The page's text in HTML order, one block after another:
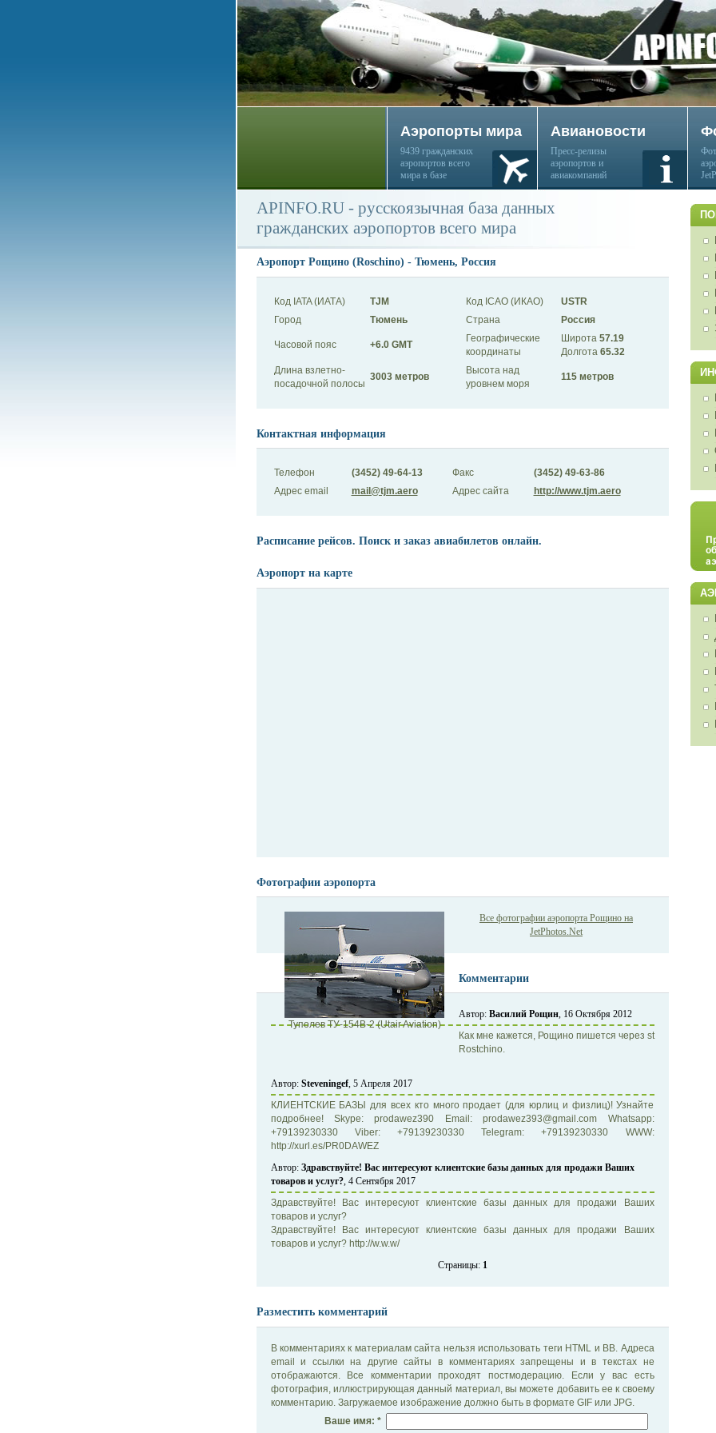
Аэропорты мира
9439 гражданских
аэропортов всего
мира в базе
Авиановости
Пресс-релизы
аэропортов и
авиакомпаний
APINFO.RU - русскоязычная база данных
гражданских аэропортов всего мира
Аэропорт Рощино (Roschino) - Тюмень, Россия
Код IATA (ИАТА) TJM Код ICAO (ИКАО)
USTR
Город
Тюмень Страна Россия
Часовой пояс +6.0 GMT
Географические
координаты
Широта 57.19
Долгота 65.32
Длина взлетно-
посадочной полосы
3003 метров
Высота над
уровнем моря
115 метров
Контактная информация
Телефон (3452) 49-64-13 Факс
(3452) 49-63-86
Адрес email
mail@tjm.aero Адрес сайта http://www.tjm.aero
Расписание рейсов. Поиск и заказ авиабилетов онлайн.
Аэропорт на карте
Фотографии аэропорта
Туполев ТУ-154B-2 (Utair Aviation)
Все фотографии аэропорта Рощино на
JetPhotos.Net
Комментарии
Автор: Василий Рощин, 16 Октября 2012
Как мне кажется, Рощино пишется через st
Rostchino.
Автор: Steveningef, 5 Апреля 2017
КЛИЕНТСКИЕ БАЗЫ для всех кто много продает (для юрлиц и физлиц)! Узнайте
подробнее! Skype: prodawez390 Email: prodawez393@gmail.com Whatsapp:
+79139230330 Viber: +79139230330 Telegram: +79139230330 WWW:
http://xurl.es/PR0DAWEZ
Автор: Здравствуйте! Вас интересуют клиентские базы данных для продажи Ваших
товаров и услуг?, 4 Сентября 2017
Здравствуйте! Вас интересуют клиентские базы данных для продажи Ваших
товаров и услуг?
Здравствуйте! Вас интересуют клиентские базы данных для продажи Ваших
товаров и услуг? http://w.w.w/
Страницы: 1
Разместить комментарий
В комментариях к материалам сайта нельзя использовать теги HTML и BB. Адреса
email и ссылки на другие сайты в комментариях запрещены и в текстах не
отображаются. Все комментарии проходят постмодерацию. Если у вас есть
фотография, иллюстрирующая данный материал, вы можете добавить ее к своему
комментарию. Загружаемое изображение должно быть в формате GIF или JPG.
Ваше имя: *